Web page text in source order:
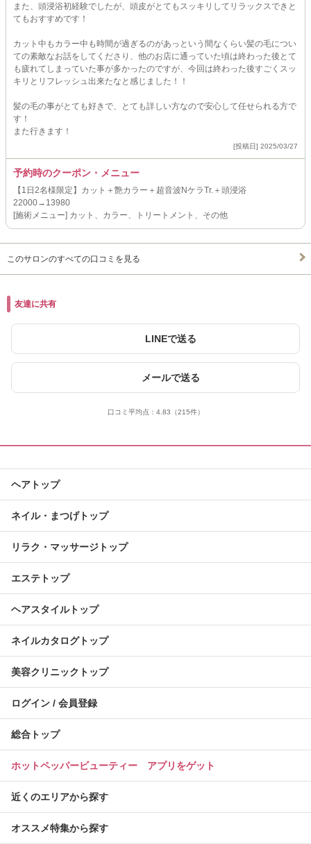
また、頭浸浴初経験でしたが、頭皮がとてもスッキリしてリラックスできと
てもおすすめです！
カット中もカラー中も時間が過ぎるのがあっという間なくらい髪の毛につい
ての素敵なお話をしてくださり、他のお店に通っていた頃は終わった後とて
も疲れてしまっていた事が多かったのですが、今回は終わった後すごくスッ
キリとリフレッシュ出来たなと感じました！！
髪の毛の事がとても好きで、とても詳しい方なので安心して任せられる方で
す！
また行きます！
[投稿日] 2025/03/27
予約時のクーポン・メニュー
【1日2名様限定】カット＋艶カラー＋超音波NケラTr.＋頭浸浴
22000→13980
[施術メニュー] カット、カラー、トリートメント、その他
このサロンのすべての口コミを見る
友達に共有
LINEで送る
メールで送る
口コミ平均点： 4.83 （215件）
ヘアトップ
ネイル・まつげトップ
リラク・マッサージトップ
エステトップ
ヘアスタイルトップ
ネイルカタログトップ
美容クリニックトップ
ログイン / 会員登録
総合トップ
ホットペッパービューティー アプリをゲット
近くのエリアから探す
オススメ特集から探す